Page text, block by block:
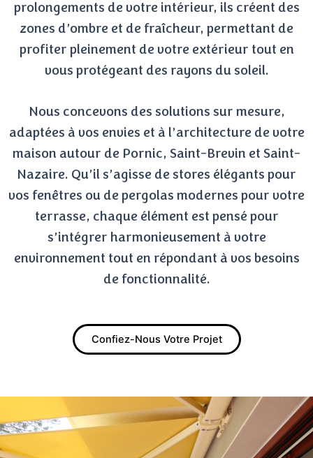
prolongements de votre intérieur, ils créent des
zones d’ombre et de fraîcheur, permettant de
profiter pleinement de votre extérieur tout en
vous protégeant des rayons du soleil.
Nous concevons des solutions sur mesure,
adaptées à vos envies et à l’architecture de votre
maison autour de Pornic, Saint-Brevin et Saint-
Nazaire. Qu’il s’agisse de stores élégants pour
vos fenêtres ou de pergolas modernes pour votre
terrasse, chaque élément est pensé pour
s’intégrer harmonieusement à votre
environnement tout en répondant à vos besoins
de fonctionnalité.
Confiez-Nous Votre Projet